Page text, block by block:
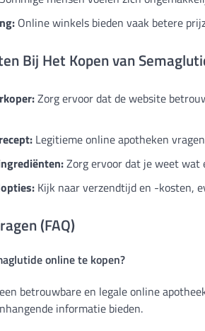
Online winkels bieden vaak betere
Bij Het Kopen van
Zorg ervoor dat de website
Legitieme online apotheken
Zorg ervoor dat je weet
Kijk naar verzendtijd en -kosten,
(FAQ)
online te kopen?
betrouwbare en legale online
informatie bieden.